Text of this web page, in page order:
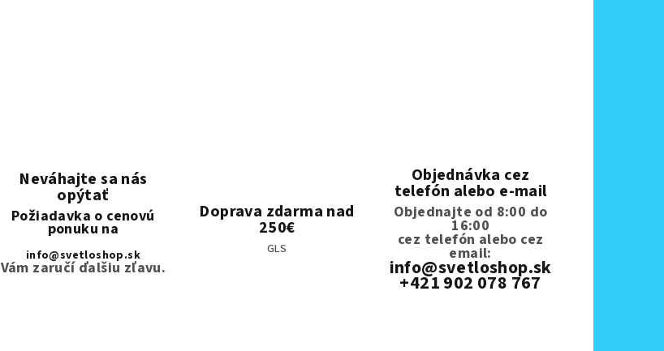
Neváhajte sa nás
opýtať
Požiadavka o cenovú
ponuku na
info@svetloshop.sk
Vám zaručí ďalšiu zľavu.
Doprava zdarma nad
250€
GLS
Objednávka cez
telefón alebo e-mail
Objednajte od 8:00 do
16:00
cez telefón alebo cez
email:
info@svetloshop.sk
+421 902 078 767